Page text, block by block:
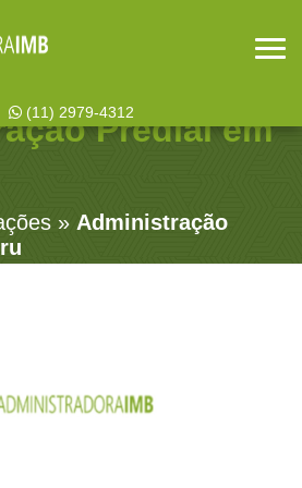
(11) 2979-4312Predial em
» Administração